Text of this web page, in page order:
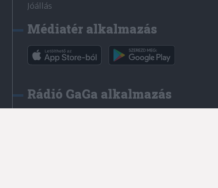
Jóállás
Médiatér alkalmazás
Rádió GaGa alkalmazás